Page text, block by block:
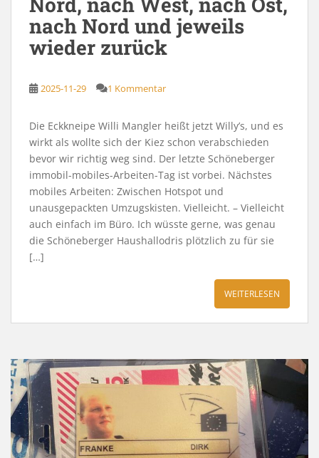
nach Nord und jeweils
wieder zurück
2025-11-29 1 Kommentar
Die Eckkneipe Willi Mangler heißt jetzt Willy’s, und es
wirkt als wollte sich der Kiez schon verabschieden
bevor wir richtig weg sind. Der letzte Schöneberger
immobil-mobiles-Arbeiten-Tag ist vorbei. Nächstes
mobiles Arbeiten: Zwischen Hotspot und
unausgepackten Umzugskisten. Vielleicht. – Vielleicht
auch einfach im Büro. Ich wüsste gerne, was genau
die Schöneberger Haushallodris plötzlich zu für sie
[…]
WEITERLESEN